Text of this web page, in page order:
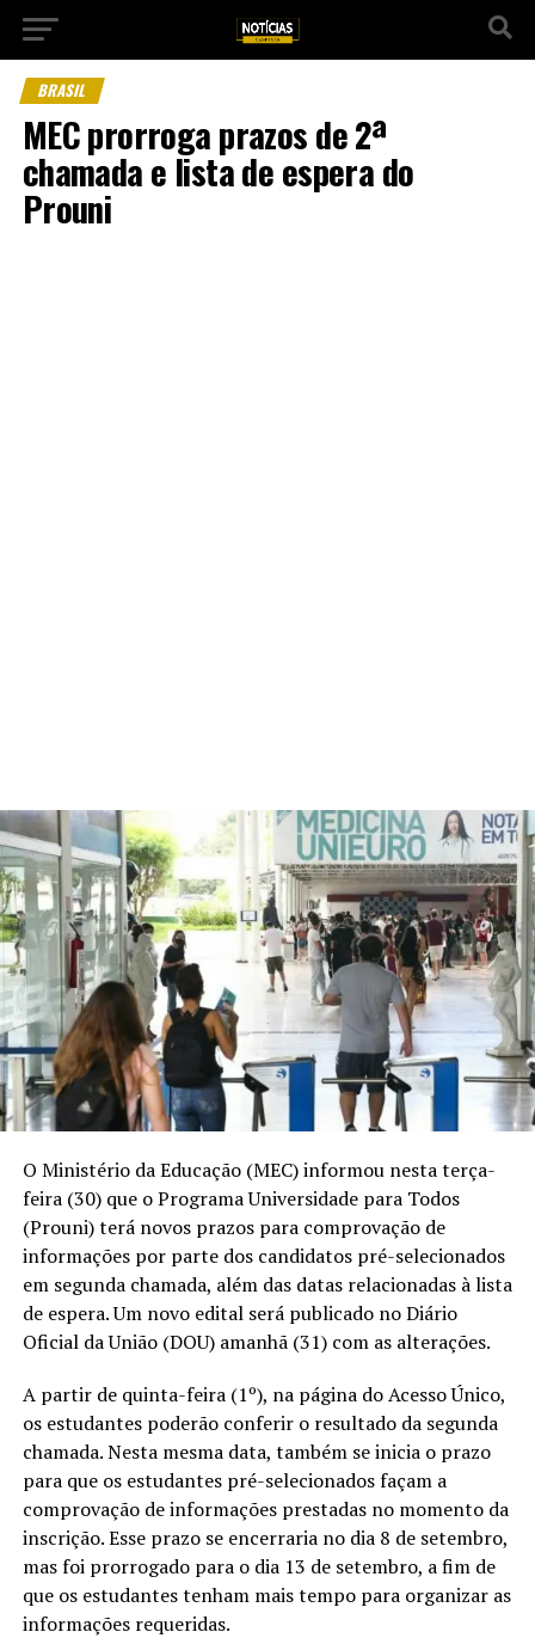
BRASIL
MEC prorroga prazos de 2ª
chamada e lista de espera do
Prouni
O Ministério da Educação (MEC) informou nesta terça-
feira (30) que o Programa Universidade para Todos
(Prouni) terá novos prazos para comprovação de
informações por parte dos candidatos pré-selecionados
em segunda chamada, além das datas relacionadas à lista
de espera. Um novo edital será publicado no Diário
Oficial da União (DOU) amanhã (31) com as alterações.
A partir de quinta-feira (1º), na página do Acesso Único,
os estudantes poderão conferir o resultado da segunda
chamada. Nesta mesma data, também se inicia o prazo
para que os estudantes pré-selecionados façam a
comprovação de informações prestadas no momento da
inscrição. Esse prazo se encerraria no dia 8 de setembro,
mas foi prorrogado para o dia 13 de setembro, a fim de
que os estudantes tenham mais tempo para organizar as
informações requeridas.